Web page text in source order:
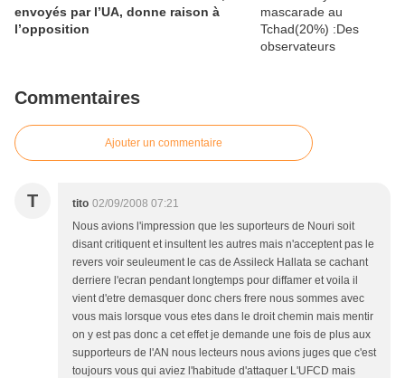
envoyés par l’UA, donne raison à
l’opposition
Commentaires
Ajouter un commentaire
T tito 02/09/2008 07:21
Nous avions l'impression que les suporteurs de Nouri soit
disant critiquent et insultent les autres mais n'acceptent pas le
revers voir seuleument le cas de Assileck Hallata se cachant
derriere l'ecran pendant longtemps pour diffamer et voila il
vient d'etre demasquer donc chers frere nous sommes avec
vous mais lorsque vous etes dans le droit chemin mais mentir
on y est pas donc a cet effet je demande une fois de plus aux
supporteurs de l'AN nous lecteurs nous avions juges que c'est
toujours vous qui aviez l'habitude d'attaquer L'UFCD mais